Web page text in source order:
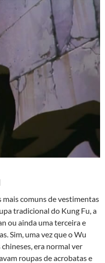
comuns de vestimentas
tradicional do Kung Fu, a
ou ainda uma terceira e
Sim, uma vez que o Wu
era normal ver
roupas de acrobatas e